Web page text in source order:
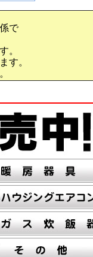
で
。
す。